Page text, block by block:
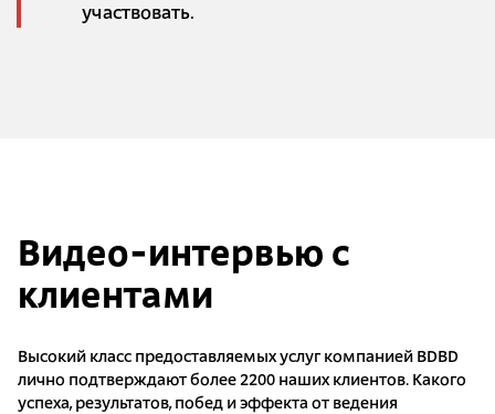
участвовать.
Видео-интервью с
клиентами
Высокий класс предоставляемых услуг компанией BDBD
лично подтверждают более 2200 наших клиентов. Какого
успеха, результатов, побед и эффекта от ведения